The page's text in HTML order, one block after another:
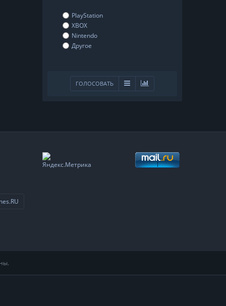
PlayStation
XBOX
Nintendo
Другое
ГОЛОСОВАТЬ